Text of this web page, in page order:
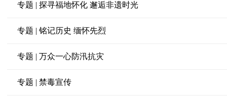
专题 | 探寻福地怀化 邂逅非遗时光
专题 | 铭记历史 缅怀先烈
专题 | 万众一心防汛抗灾
专题 | 禁毒宣传